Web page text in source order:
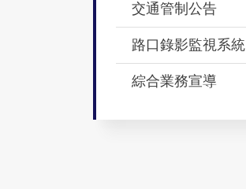
交通管制公告
路口錄影監視系統
綜合業務宣導